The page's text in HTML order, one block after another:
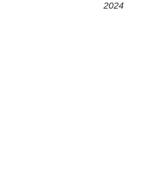
2024